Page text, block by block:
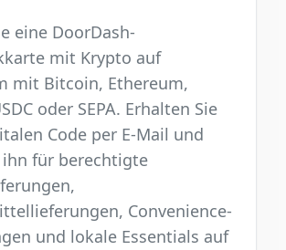
eine DoorDash-
mit Krypto auf
mit Bitcoin, Ethereum,
oder SEPA. Erhalten Sie
Code per E-Mail und
ihn für berechtigte
Convenience-
und lokale Essentials auf